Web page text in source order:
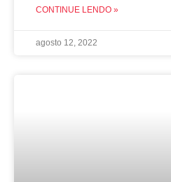
CONTINUE LENDO »
agosto 12, 2022